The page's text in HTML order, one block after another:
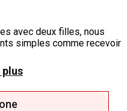
avec deux filles, nous
simples comme recevoir
que nos clients
Spa, nous réjouit, tout